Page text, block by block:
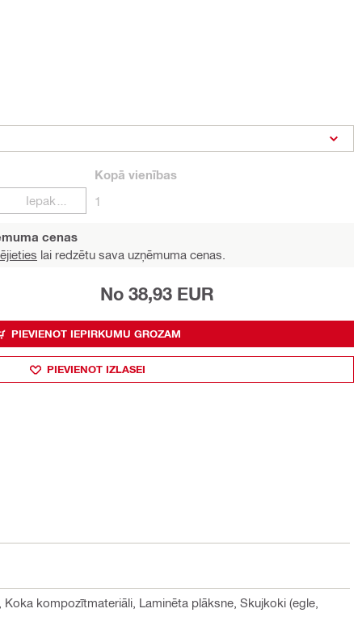
Kopā vienības
1
cenas
lai redzētu sava uzņēmuma cenas.
No 38,93 EUR
PIEVIENOT IEPIRKUMU GROZAM
PIEVIENOT IZLASEI
Koka kompozītmateriāli, Laminēta plāksne, Skujkoki (egle,